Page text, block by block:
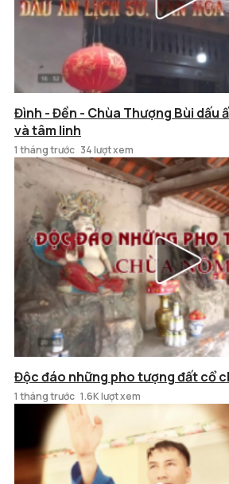
Đình - Đền - Chùa Thượng Bùi dấu
và tâm linh
1 tháng trước 34 lượt xem
Độc đáo những pho tượng đất cổ
1 tháng trước 1.6K lượt xem